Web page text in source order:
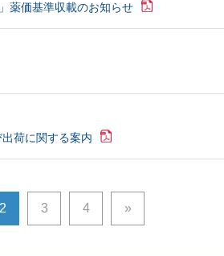
薬価基準収載のお知らせ
荷に関する案内
2 3 4 »